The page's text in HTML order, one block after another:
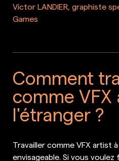
Victor LANDIER, graphiste
Games
Comment
comme
l'étranger ?
Travailler comme VFX artist
envisageable. Si vous